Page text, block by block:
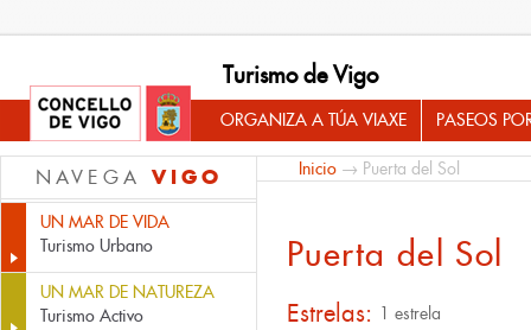
Turismo de Vigo
ORGANIZA A TÚA VIAXE PASEOS
NAVEGA VIGO
UN MAR DE VIDA
Turismo Urbano
UN MAR DE NATUREZA
Turismo Activo
Inicio → Puerta del Sol
Puerta del Sol
Estrelas: 1 estrela